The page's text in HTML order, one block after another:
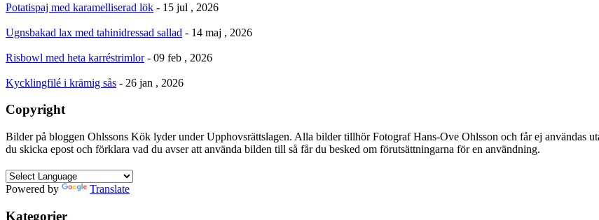
Potatispaj med karamelliserad lök - 15 jul , 2026
Ugnsbakad lax med tahinidressad sallad - 14 maj , 2026
Risbowl med heta karréstrimlor - 09 feb , 2026
Kycklingfilé i krämig sås - 26 jan , 2026
Copyright
Bilder på bloggen Ohlssons Kök lyder under Upphovsrättslagen. Alla bilder tillhör Fotograf Hans-Ove Ohlsson och får ej användas
du skicka epost och förklara vad du avser att använda bilden till så får du besked om förutsättningarna för en användning.
Powered by Translate
Kategorier